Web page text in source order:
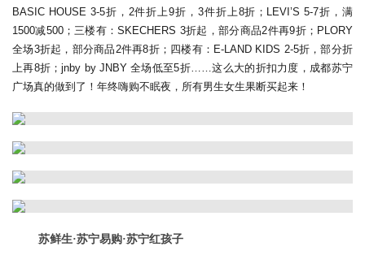
BASIC HOUSE 3-5折，2件折上9折，3件折上8折；LEVI’S 5-7折，满
1500减500；三楼有：SKECHERS 3折起，部分商品2件再9折；PLORY
全场3折起，部分商品2件再8折；四楼有：E-LAND KIDS 2-5折，部分折
上再8折；jnby by JNBY 全场低至5折……这么大的折扣力度，成都苏宁
广场真的做到了！年终嗨购不眠夜，所有男生女生果断买起来！
苏鲜生·苏宁易购·苏宁红孩子